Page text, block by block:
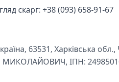
скарг: +38 (093) 658-91-67
63531, Харківська обл.,
ІПН: